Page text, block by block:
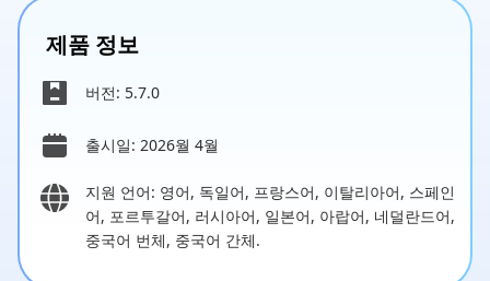
제품 정보
버전: 5.7.0
출시일: 2026월 4월
지원 언어: 영어, 독일어, 프랑스어, 이탈리아어, 스페인
어, 포르투갈어, 러시아어, 일본어, 아랍어, 네덜란드어,
중국어 번체, 중국어 간체.